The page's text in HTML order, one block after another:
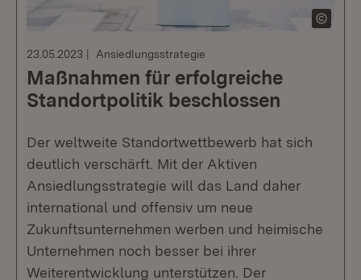
23.05.2023 Ansiedlungsstrategie
Maßnahmen für erfolgreiche
Standortpolitik beschlossen
Der weltweite Standortwettbewerb hat sich
deutlich verschärft. Mit der Aktiven
Ansiedlungsstrategie will das Land daher
international und offensiv um neue
Zukunftsunternehmen werben und heimische
Unternehmen noch besser bei ihrer
Weiterentwicklung unterstützen. Der